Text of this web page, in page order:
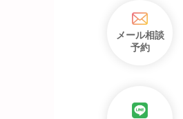
メール相談
予約